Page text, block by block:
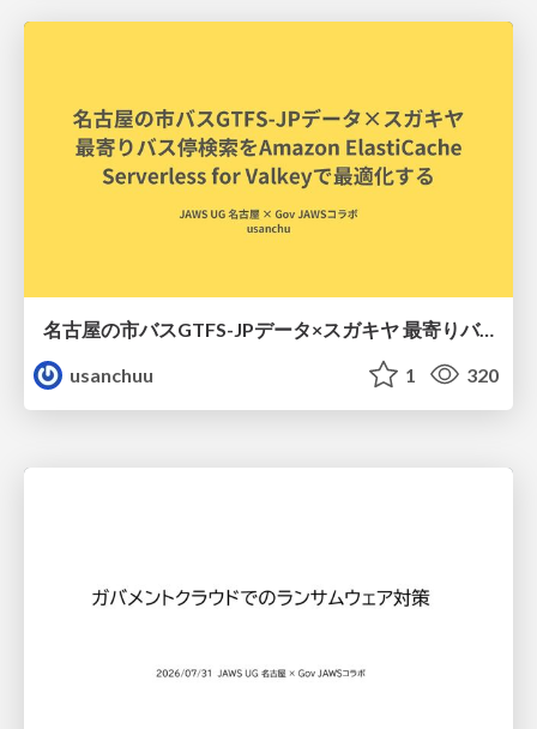
名古屋の市バスGTFS-JPデータ×スガキヤ 最寄りバス停検索をAmazon ElastiCache Serverless for Valkeyで最適化する
usanchuu
1 320